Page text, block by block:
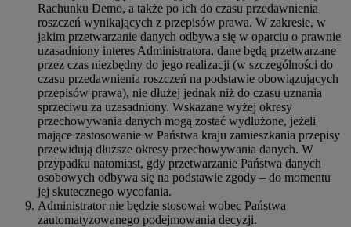
Rachunku Demo, a także po ich do czasu przedawnienia
roszczeń wynikających z przepisów prawa. W zakresie, w
jakim przetwarzanie danych odbywa się w oparciu o prawnie
uzasadniony interes Administratora, dane będą przetwarzane
przez czas niezbędny do jego realizacji (w szczególności do
czasu przedawnienia roszczeń na podstawie obowiązujących
przepisów prawa), nie dłużej jednak niż do czasu uznania
sprzeciwu za uzasadniony. Wskazane wyżej okresy
przechowywania danych mogą zostać wydłużone, jeżeli
mające zastosowanie w Państwa kraju zamieszkania przepisy
przewidują dłuższe okresy przechowywania danych. W
przypadku natomiast, gdy przetwarzanie Państwa danych
osobowych odbywa się na podstawie zgody – do momentu
jej skutecznego wycofania.
Administrator nie będzie stosował wobec Państwa
zautomatyzowanego podejmowania decyzji.